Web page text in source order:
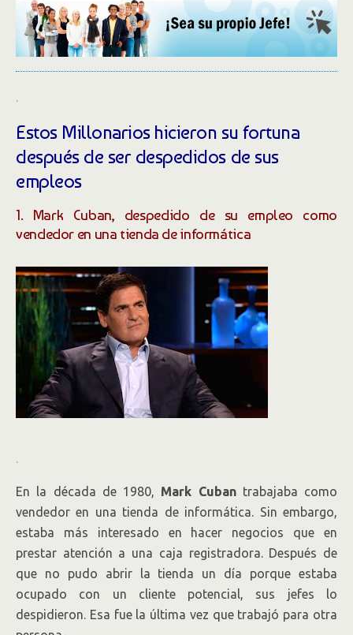
.
Estos Millonarios hicieron su fortuna
después de ser despedidos de sus
empleos
1. Mark Cuban, despedido de su empleo como
vendedor en una tienda de informática
.
En la década de 1980, Mark Cubantrabajaba como
vendedor en una tienda de informática. Sin embargo,
estaba más interesado en hacer negocios que en
prestar atención a una caja registradora. Después de
que no pudo abrir la tienda un día porque estaba
ocupado con un cliente potencial, sus jefes lo
despidieron. Esa fue la última vez que trabajó para otra